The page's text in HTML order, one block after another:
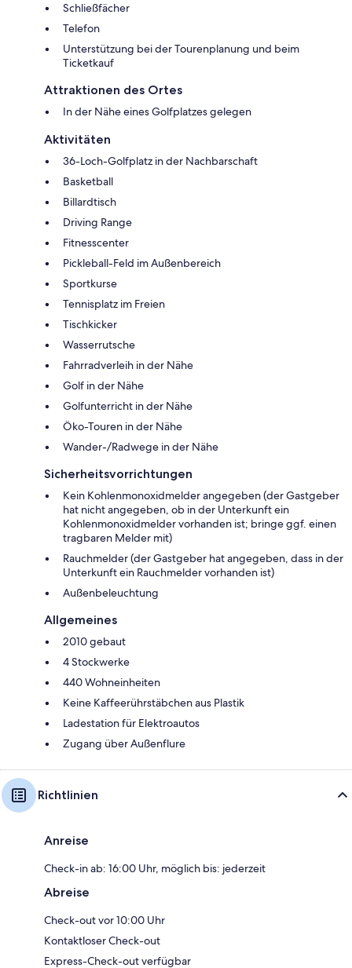
Schließfächer
Telefon
Unterstützung bei der Tourenplanung und beim
Ticketkauf
Attraktionen des Ortes
In der Nähe eines Golfplatzes gelegen
Aktivitäten
36-Loch-Golfplatz in der Nachbarschaft
Basketball
Billardtisch
Driving Range
Fitnesscenter
Pickleball-Feld im Außenbereich
Sportkurse
Tennisplatz im Freien
Tischkicker
Wasserrutsche
Fahrradverleih in der Nähe
Golf in der Nähe
Golfunterricht in der Nähe
Öko-Touren in der Nähe
Wander-/Radwege in der Nähe
Sicherheitsvorrichtungen
Kein Kohlenmonoxidmelder angegeben (der Gastgeber
hat nicht angegeben, ob in der Unterkunft ein
Kohlenmonoxidmelder vorhanden ist; bringe ggf. einen
tragbaren Melder mit)
Rauchmelder (der Gastgeber hat angegeben, dass in der
Unterkunft ein Rauchmelder vorhanden ist)
Außenbeleuchtung
Allgemeines
2010 gebaut
4 Stockwerke
440 Wohneinheiten
Keine Kaffeerührstäbchen aus Plastik
Ladestation für Elektroautos
Zugang über Außenflure
Richtlinien
Anreise
Check-in ab: 16:00 Uhr, möglich bis: jederzeit
Abreise
Check-out vor 10:00 Uhr
Kontaktloser Check-out
Express-Check-out verfügbar